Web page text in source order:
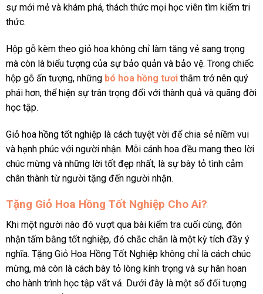
sự mới mẻ và khám phá, thách thức mọi học viên tìm kiếm tri
thức.
Hộp gỗ kèm theo giỏ hoa không chỉ làm tăng vẻ sang trọng
mà còn là biểu tượng của sự bảo quản và bảo vệ. Trong chiếc
hộp gỗ ấn tượng, những bó hoa hồng tươithắm trở nên quý
phái hơn, thể hiện sự trân trọng đối với thành quả và quãng đời
học tập.
Giỏ hoa hồng tốt nghiệp là cách tuyệt vời để chia sẻ niềm vui
và hạnh phúc với người nhận. Mỗi cánh hoa đều mang theo lời
chúc mừng và những lời tốt đẹp nhất, là sự bày tỏ tình cảm
chân thành từ người tặng đến người nhận.
Tặng Giỏ Hoa Hồng Tốt Nghiệp Cho Ai?
Khi một người nào đó vượt qua bài kiểm tra cuối cùng, đón
nhận tấm bằng tốt nghiệp, đó chắc chắn là một kỳ tích đầy ý
nghĩa. Tặng Giỏ Hoa Hồng Tốt Nghiệp không chỉ là cách chúc
mừng, mà còn là cách bày tỏ lòng kính trọng và sự hân hoan
cho hành trình học tập vất vả. Dưới đây là một số đối tượng